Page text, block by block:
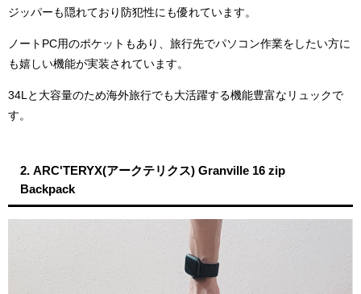
ジッパーも隠れており防犯性にも優れています。
ノートPC用のポケットもあり、旅行先でパソコン作業をしたい方に
も嬉しい機能が実装されています。
34Lと大容量のため海外旅行でも大活躍する機能豊富なリュックで
す。
2. ARC'TERYX(アークテリクス) Granville 16 zip
Backpack